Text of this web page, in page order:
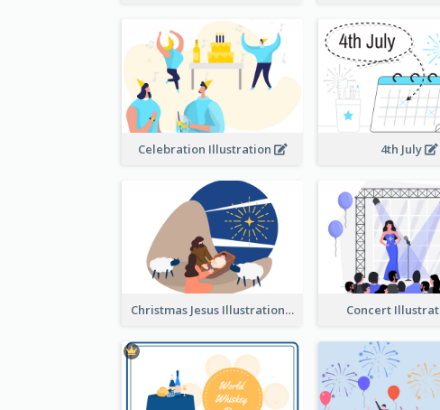
Celebration Illustration 4th July
Christmas Jesus Illustration Concert